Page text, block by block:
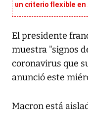
un criterio flexible en
El presidente
muestra "signos
coronavirus que
anunció este
Macron está